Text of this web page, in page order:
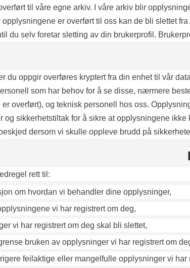
til våre egne arkiv. I våre arkiv blir
opplysningene er overført til oss kan de bli slettet
du selv foretar sletting av din brukerprofil.
du oppgir overføres kryptert fra din enhet til vår
som har behov for å se disse, nærmere
er overført), og teknisk personell hos oss.
og sikkerhetstiltak for å sikre at opplysningene
dersom vi skulle oppleve brudd på
rett til:
om hvordan vi behandler dine opplysninger,
vi har registrert om deg,
vi har registrert om deg skal bli slettet,
bruken av opplysninger vi har registrert om
feilaktige eller mangelfulle opplysninger vi har